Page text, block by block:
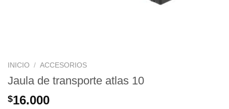
INICIO / ACCESORIOS
Jaula de transporte atlas 10
$16.000